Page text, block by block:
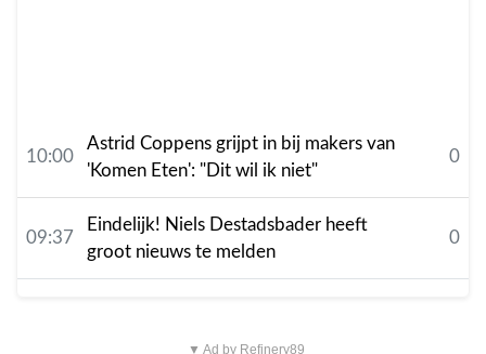
10:00
Astrid Coppens grijpt in bij makers van
'Komen Eten': "Dit wil ik niet"
0
09:37
Eindelijk! Niels Destadsbader heeft
groot nieuws te melden
0
▼ Ad by Refinery89